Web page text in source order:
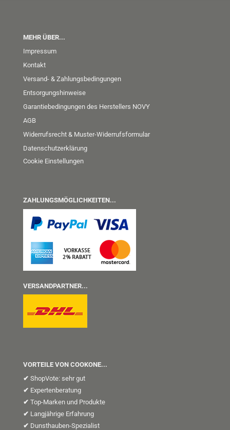
MEHR ÜBER...
Impressum
Kontakt
Versand- & Zahlungsbedingungen
Entsorgungshinweise
Garantiebedingungen des Herstellers NOVY
AGB
Widerrufsrecht & Muster-Widerrufsformular
Datenschutzerklärung
Cookie Einstellungen
ZAHLUNGSMÖGLICHKEITEN...
VERSANDPARTNER...
VORTEILE VON COOKONE...
✔ ShopVote: sehr gut
✔ Expertenberatung
✔ Top-Marken und Produkte
✔ Langjährige Erfahrung
✔ Dunsthauben-Spezialist